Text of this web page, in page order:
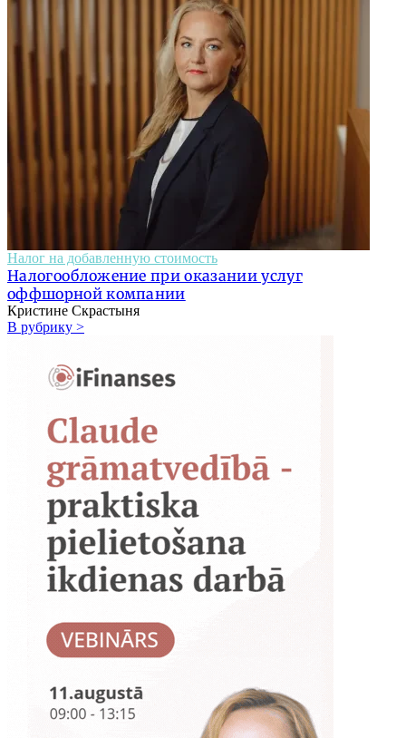
Налог на добавленную стоимость
Налогообложение при оказании услуг
оффшорной компании
Кристине Скрастыня
В рубрику >